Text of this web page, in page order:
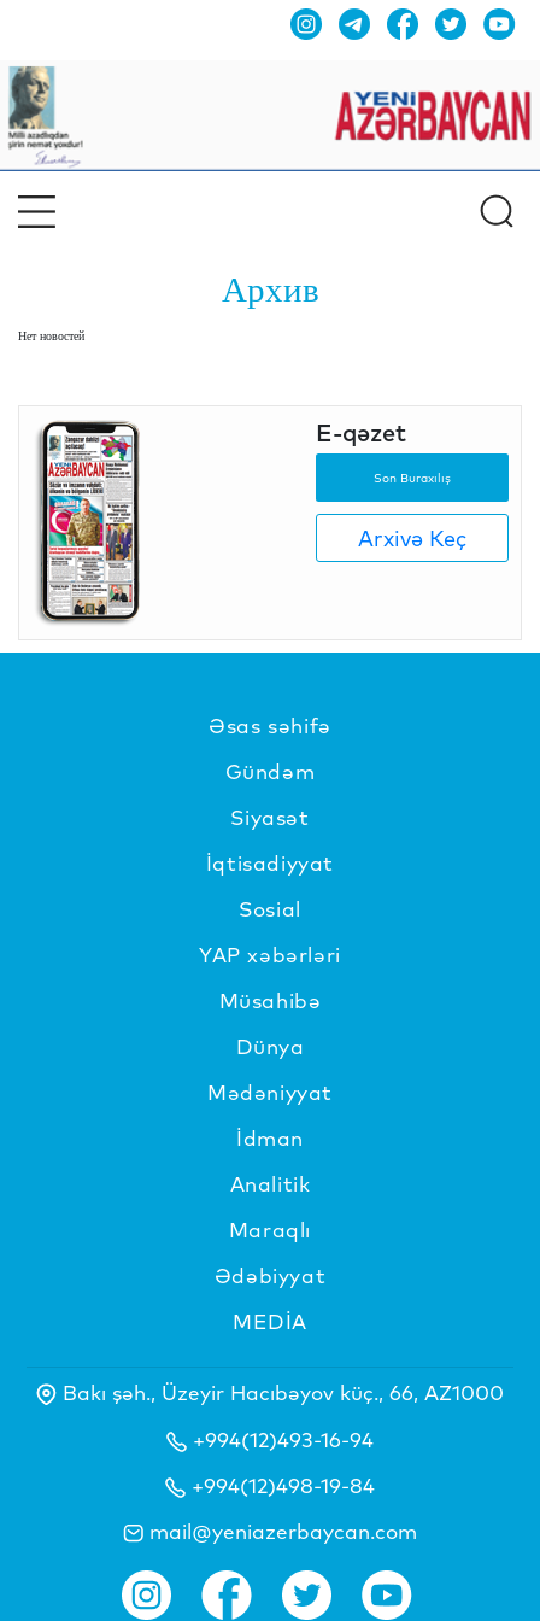
Архив
Нет новостей
E-qəzet
Son Buraxılış
Arxivə Keç
Əsas səhifə
Gündəm
Siyasət
İqtisadiyyat
Sosial
YAP xəbərləri
Müsahibə
Dünya
Mədəniyyat
İdman
Analitik
Maraqlı
Ədəbiyyat
MEDİA
Bakı şəh., Üzeyir Hacıbəyov küç., 66, AZ1000
+994(12)493-16-94
+994(12)498-19-84
mail@yeniazerbaycan.com